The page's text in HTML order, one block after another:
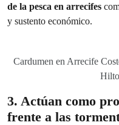
de la pesca en arrecifes
y sustento económico.
Cardumen en Arrecife
3. Actúan como
frente a las